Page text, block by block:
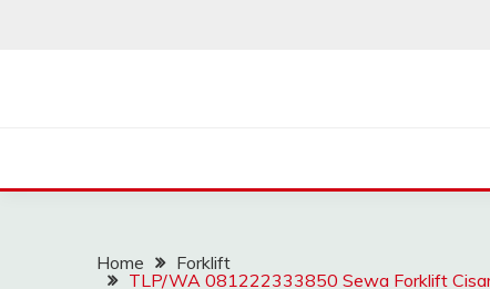
Home
Forklift
TLP/WA 081222333850 Sewa Forklift